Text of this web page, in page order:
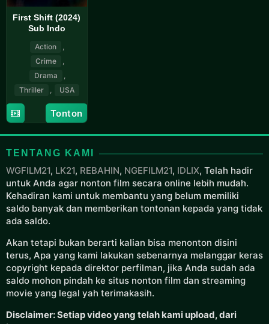
First Shift
(2024) Sub
Action
Crime
Drama
,
USA
30
Aug
Béla
Baptiste
Tonton
TENTANG KAMI
WGFILM21 ,LK21,REBAHIN,NGEFILM21,IDLIX , Telah hadir
untuk Anda agar nonton film secara online lebih mudah.
Kehadiran kami untuk membantu yang belum memiliki
tidak ada saldo.
Akan tetapi bukan berarti kalian bisa menonton disini terus,
Apa yang kami lakukan sebenarnya melanggar keras
copyright kepada direktor perfilman, jika Anda sudah ada
movie yang legal yah terimakasih.